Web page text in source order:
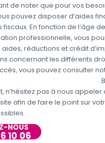
de noter que pour vos
pouvez disposer d’aides
fiscaux. En fonction de l’âge
professionnelle, vous
réductions et crédit
concernant les différents
vous pouvez consulter
.
n’hésitez pas à nous appeler
afin de faire le point sur
NOUS
10 06